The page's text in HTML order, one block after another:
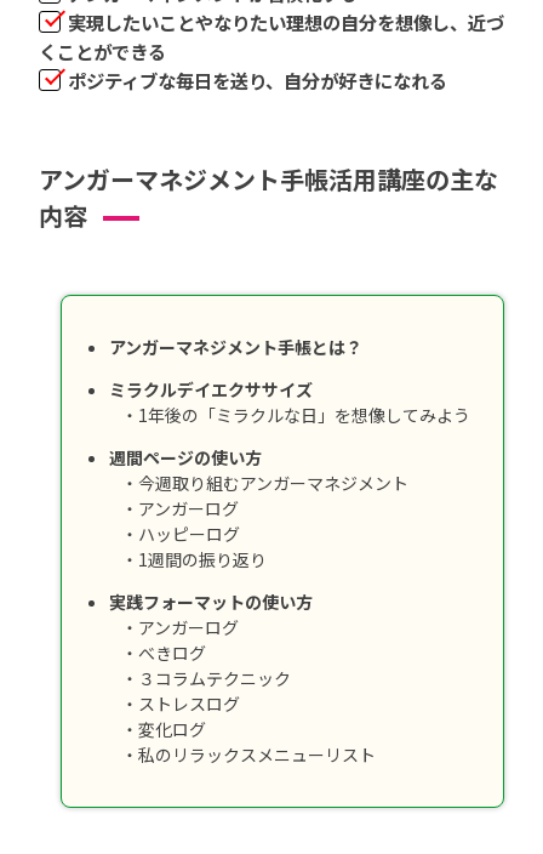
実現したいことやなりたい理想の自分を想像し、近づ
くことができる
ポジティブな毎日を送り、自分が好きになれる
アンガーマネジメント手帳活用講座の主な
内容
アンガーマネジメント手帳とは？
ミラクルデイエクササイズ
・1年後の「ミラクルな日」を想像してみよう
週間ページの使い方
・今週取り組むアンガーマネジメント
・アンガーログ
・ハッピーログ
・1週間の振り返り
実践フォーマットの使い方
・アンガーログ
・べきログ
・３コラムテクニック
・ストレスログ
・変化ログ
・私のリラックスメニューリスト